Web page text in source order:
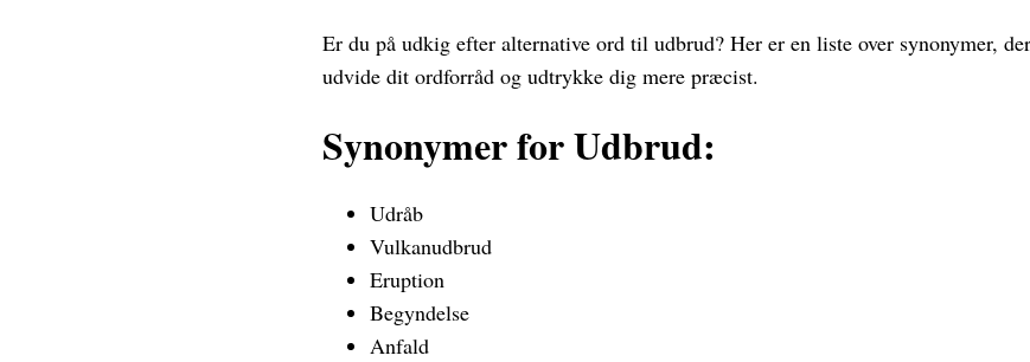
Er du på udkig efter alternative ord til udbrud? Her er en liste over synonymer,
udvide dit ordforråd og udtrykke dig mere præcist.
Synonymer for Udbrud:
Udråb
Vulkanudbrud
Eruption
Begyndelse
Anfald